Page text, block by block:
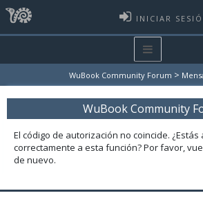
INICIAR
WuBook Community Forum >
WuBook Community
El código de autorización no coincide. ¿Estás
correctamente a esta función? Por favor,
de nuevo.